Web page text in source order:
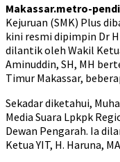
Makassar.metro-
Kejuruan (SMK) Plus
kini resmi dipimpin Dr H
dilantik oleh Wakil
Aminuddin, SH, MH
Timur Makassar,
Sekadar diketahui,
Media Suara Lpkpk
Dewan Pengarah. Ia
Ketua YIT, H. Haruna,